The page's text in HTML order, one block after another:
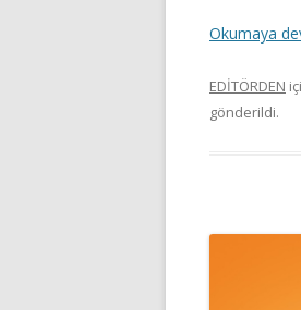
Okumaya
EDİTÖRDEN
gönderildi.